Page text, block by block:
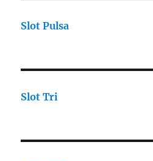
Slot Pulsa
Slot Tri